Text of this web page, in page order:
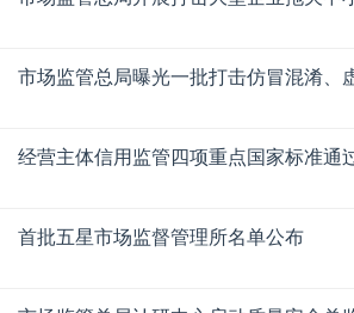
市场监管总局曝光一批打击仿冒混淆、
经营主体信用监管四项重点国家标准通
首批五星市场监督管理所名单公布